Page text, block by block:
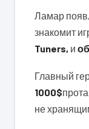
Ламар
знакомит
Tuners, и
Главный
1000$
не